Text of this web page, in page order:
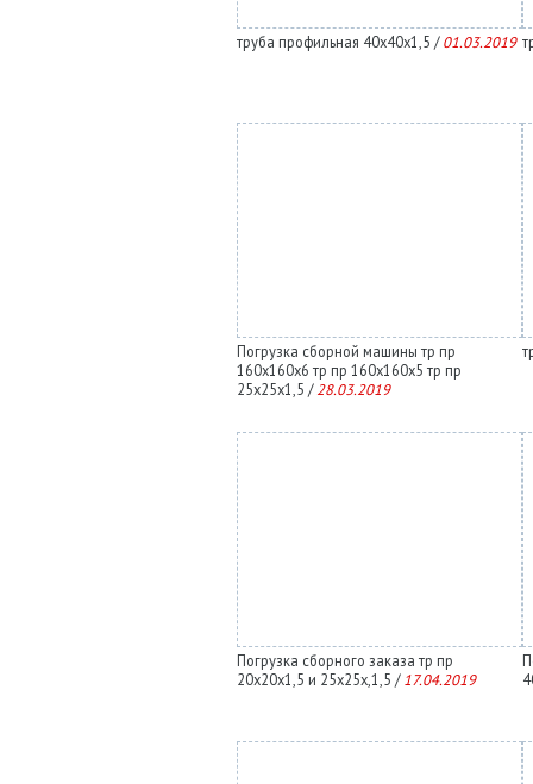
труба профильная 40х40х1,5 /01.03.2019
Погрузка сборной машины тр пр
160х160х6 тр пр 160х160х5 тр пр
25х25х1,5 / 28.03.2019
Погрузка сборного заказа тр пр
20х20х1,5 и 25х25х,1,5 / 17.04.2019